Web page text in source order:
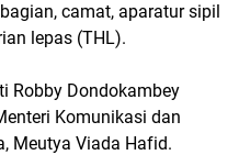
camat, aparatur sipil
lepas (THL).
Robby Dondokambey
Komunikasi dan
Meutya Viada Hafid.